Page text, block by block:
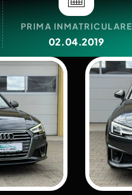
PRIMA INMATRICULARE
02.04.2019